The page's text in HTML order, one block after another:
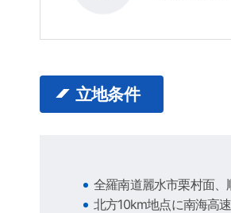
立地条件
全羅南道麗水市栗村面、
北方10km地点に南海高